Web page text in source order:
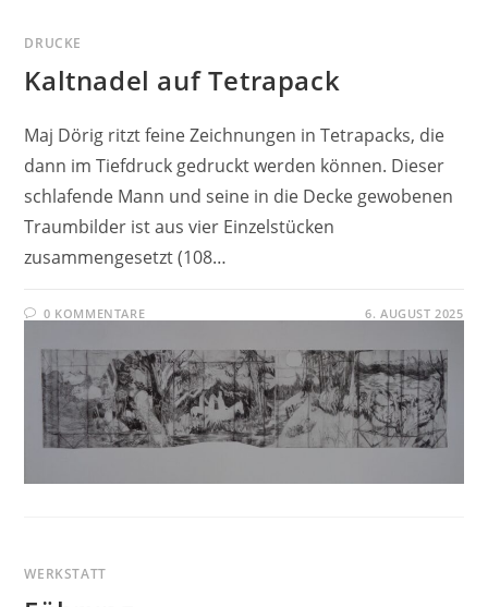
DRUCKE
Kaltnadel auf Tetrapack
Maj Dörig ritzt feine Zeichnungen in Tetrapacks, die
dann im Tiefdruck gedruckt werden können. Dieser
schlafende Mann und seine in die Decke gewobenen
Traumbilder ist aus vier Einzelstücken
zusammengesetzt (108…
0 KOMMENTARE 6. AUGUST 2025
WERKSTATT